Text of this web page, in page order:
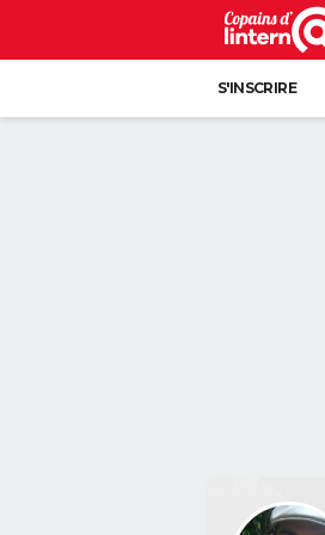
S'INSCRIRE